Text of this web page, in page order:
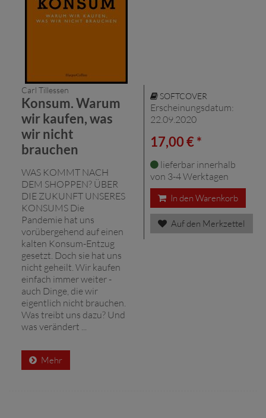
Carl Tillessen
Konsum. Warum
wir kaufen, was
wir nicht
brauchen
WAS KOMMT NACH
DEM SHOPPEN? ÜBER
DIE ZUKUNFT UNSERES
KONSUMS Die
Pandemie hat uns
vorübergehend auf einen
kalten Konsum-Entzug
gesetzt. Doch sie hat uns
nicht geheilt. Wir kaufen
einfach immer weiter -
auch Dinge, die wir
eigentlich nicht brauchen.
Was treibt uns dazu? Und
was verändert ...
Mehr
SOFTCOVER
Erscheinungsdatum:
22.09.2020
17,00 € *
lieferbar innerhalb
von 3-4 Werktagen
In den Warenkorb
Auf den Merkzettel